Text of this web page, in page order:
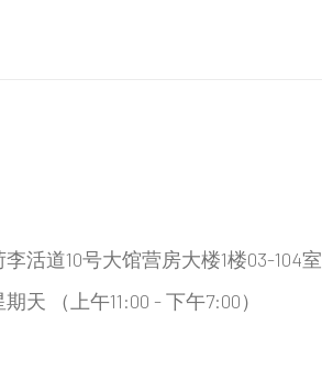
活道10号大馆营房大楼1楼03-104室
天 （上午11:00 - 下午7:00）